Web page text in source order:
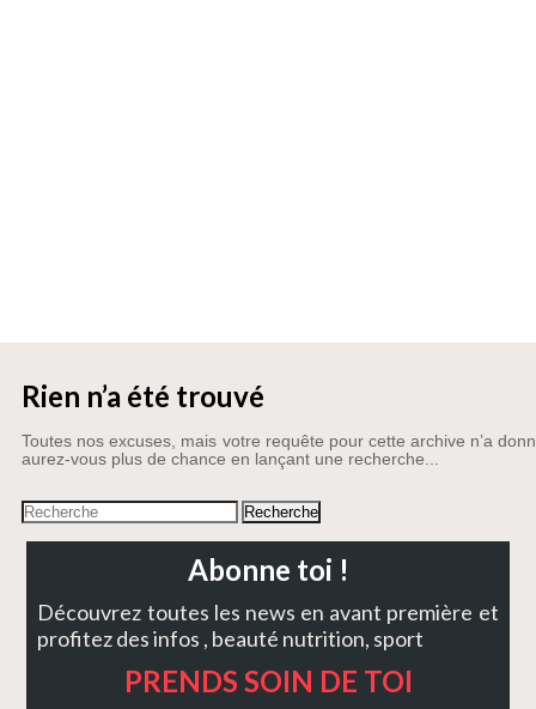
Rien n’a été trouvé
Toutes nos excuses, mais votre requête pour cette archive n’a
aurez-vous plus de chance en lançant une recherche...
Abonne toi !
Découvrez toutes les news en avant première et
profitez des infos , beauté nutrition, sport
PRENDS SOIN DE TOI